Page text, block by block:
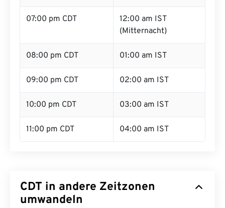
07:00 pm CDT
12:00 am IST
(Mitternacht)
08:00 pm CDT 01:00 am IST
09:00 pm CDT 02:00 am IST
10:00 pm CDT 03:00 am IST
11:00 pm CDT 04:00 am IST
CDT in andere Zeitzonen
umwandeln